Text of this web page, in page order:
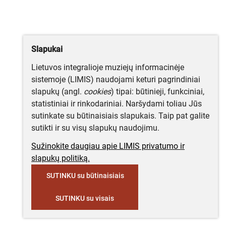
Slapukai
Lietuvos integralioje muziejų informacinėje
sistemoje (LIMIS) naudojami keturi pagrindiniai
slapukų (angl. cookies) tipai: būtinieji, funkciniai,
statistiniai ir rinkodariniai. Naršydami toliau Jūs
sutinkate su būtinaisiais slapukais. Taip pat galite
sutikti ir su visų slapukų naudojimu.
Sužinokite daugiau apie LIMIS privatumo ir
slapukų politiką.
SUTINKU su būtinaisiais
SUTINKU su visais